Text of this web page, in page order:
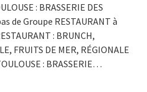
: BRASSERIE DES
de Groupe RESTAURANT à
: BRUNCH,
FRUITS DE MER, RÉGIONALE
: BRASSERIE…